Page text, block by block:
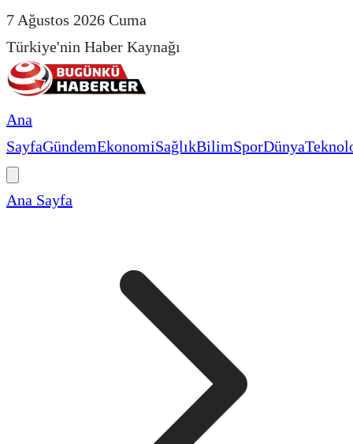
7 Ağustos 2026 Cuma
Türkiye'nin Haber Kaynağı
Ana
SayfaGündemEkonomiSağlıkBilimSporDünya
Ana Sayfa